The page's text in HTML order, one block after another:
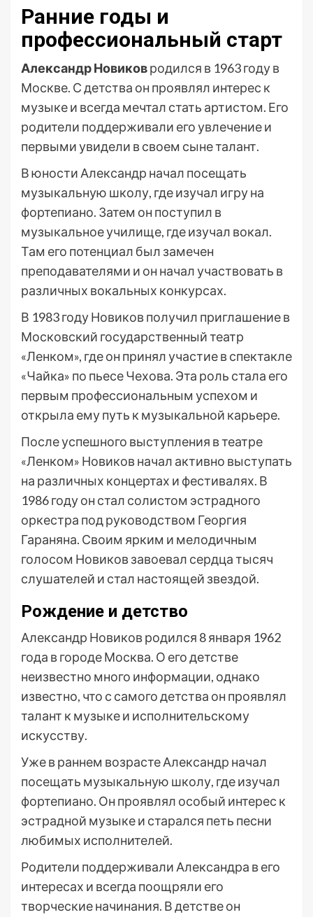
Ранние годы и
профессиональный старт
Александр Новиковродился в 1963 году в
Москве. С детства он проявлял интерес к
музыке и всегда мечтал стать артистом. Его
родители поддерживали его увлечение и
первыми увидели в своем сыне талант.
В юности Александр начал посещать
музыкальную школу, где изучал игру на
фортепиано. Затем он поступил в
музыкальное училище, где изучал вокал.
Там его потенциал был замечен
преподавателями и он начал участвовать в
различных вокальных конкурсах.
В 1983 году Новиков получил приглашение в
Московский государственный театр
«Ленком», где он принял участие в спектакле
«Чайка» по пьесе Чехова. Эта роль стала его
первым профессиональным успехом и
открыла ему путь к музыкальной карьере.
После успешного выступления в театре
«Ленком» Новиков начал активно выступать
на различных концертах и фестивалях. В
1986 году он стал солистом эстрадного
оркестра под руководством Георгия
Гараняна. Своим ярким и мелодичным
голосом Новиков завоевал сердца тысяч
слушателей и стал настоящей звездой.
Рождение и детство
Александр Новиков родился 8 января 1962
года в городе Москва. О его детстве
неизвестно много информации, однако
известно, что с самого детства он проявлял
талант к музыке и исполнительскому
искусству.
Уже в раннем возрасте Александр начал
посещать музыкальную школу, где изучал
фортепиано. Он проявлял особый интерес к
эстрадной музыке и старался петь песни
любимых исполнителей.
Родители поддерживали Александра в его
интересах и всегда поощряли его
творческие начинания. В детстве он